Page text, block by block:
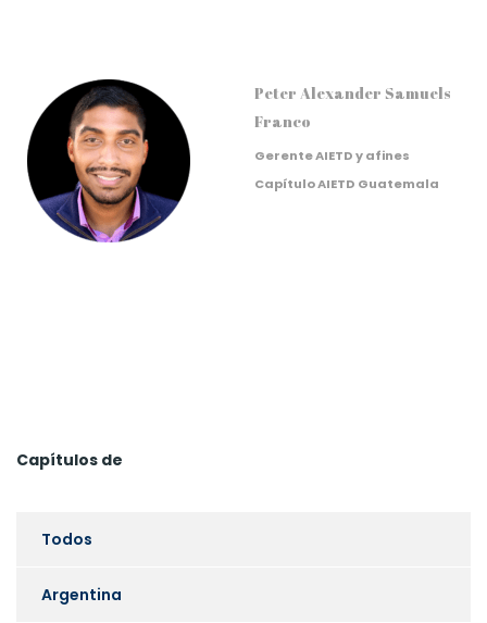
Peter Alexander Samuels
Franco
Gerente AIETD y afines
Capítulo AIETD Guatemala
Capítulos de
Todos
Argentina